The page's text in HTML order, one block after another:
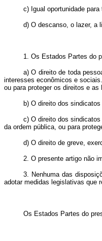
c) Igual oportunidade
d) O descanso, o lazer, a
1. Os Estados Partes do
a) O direito de toda
interesses econômicos e
ou para proteger os direitos e as
b) O direito dos
c) O direito dos
da ordem pública, ou para
d) O direito de greve,
2. O presente artigo não
3. Nenhuma das
adotar medidas legislativas que
Os Estados Partes do